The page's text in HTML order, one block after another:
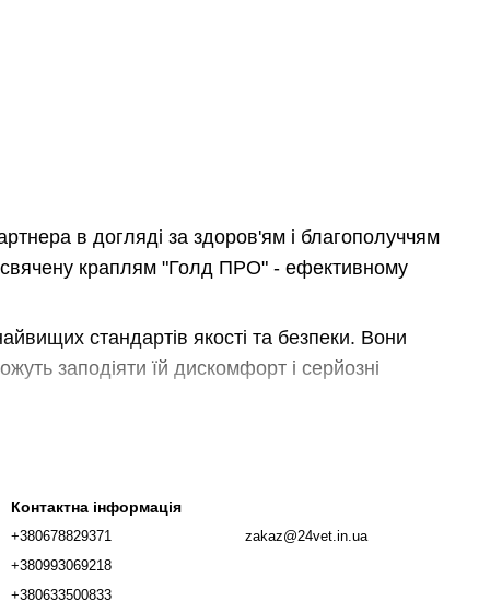
в догляді за здоров'ям і благополуччям
краплям "Голд ПРО" - ефективному
стандартів якості та безпеки. Вони
заподіяти їй дискомфорт і серйозні
використовуючи всього один препарат.
ПРО" для котів різних порід і розмірів.
якість продукції. Кожна партія товарів
засоби для захисту вашої кішки.
Контактна інформація
+380678829371
+380993069218
+380633500833
zakaz@24vet.in.ua